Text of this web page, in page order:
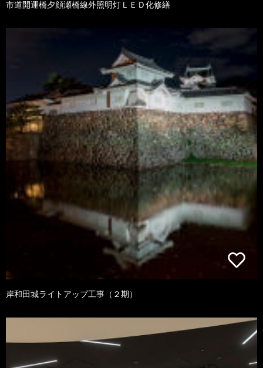
市道開運橋夕顔瀬橋線外照明灯ＬＥＤ化修繕
岸和田城ライトアップ工事（２期）